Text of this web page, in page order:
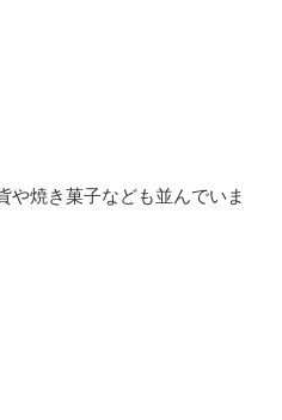
焼き菓子なども並んでいま